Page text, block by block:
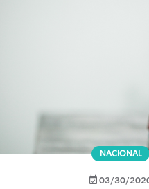
NACIONAL
03/30/